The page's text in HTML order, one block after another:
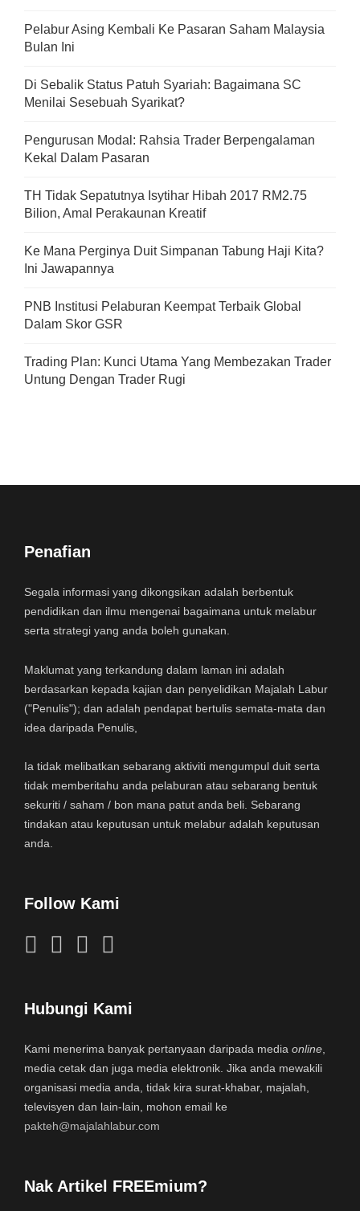
Pelabur Asing Kembali Ke Pasaran Saham Malaysia
Bulan Ini
Di Sebalik Status Patuh Syariah: Bagaimana SC
Menilai Sesebuah Syarikat?
Pengurusan Modal: Rahsia Trader Berpengalaman
Kekal Dalam Pasaran
TH Tidak Sepatutnya Isytihar Hibah 2017 RM2.75
Bilion, Amal Perakaunan Kreatif
Ke Mana Perginya Duit Simpanan Tabung Haji Kita?
Ini Jawapannya
PNB Institusi Pelaburan Keempat Terbaik Global
Dalam Skor GSR
Trading Plan: Kunci Utama Yang Membezakan Trader
Untung Dengan Trader Rugi
Penafian
Segala informasi yang dikongsikan adalah berbentuk
pendidikan dan ilmu mengenai bagaimana untuk melabur
serta strategi yang anda boleh gunakan.
Maklumat yang terkandung dalam laman ini adalah
berdasarkan kepada kajian dan penyelidikan Majalah Labur
("Penulis"); dan adalah pendapat bertulis semata-mata dan
idea daripada Penulis,
Ia tidak melibatkan sebarang aktiviti mengumpul duit serta
tidak memberitahu anda pelaburan atau sebarang bentuk
sekuriti / saham / bon mana patut anda beli. Sebarang
tindakan atau keputusan untuk melabur adalah keputusan
anda.
Follow Kami
Hubungi Kami
Kami menerima banyak pertanyaan daripada media online
media cetak dan juga media elektronik. Jika anda mewakili
organisasi media anda, tidak kira surat-khabar, majalah,
televisyen dan lain-lain, mohon email ke
pakteh@majalahlabur.com
Nak Artikel FREEmium?